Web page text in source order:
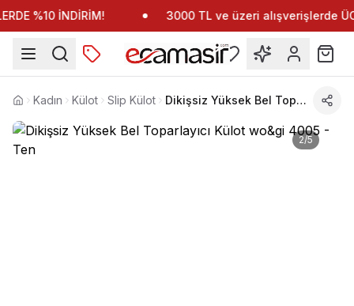
%10 İNDİRİM! 3000 TL ve üzeri alışverişlerde
Anasayfa
Kadın Külot Slip Külot Dikişsiz Yüksek Bel Toparlayıcı Külot wo&gi 4005
2/5